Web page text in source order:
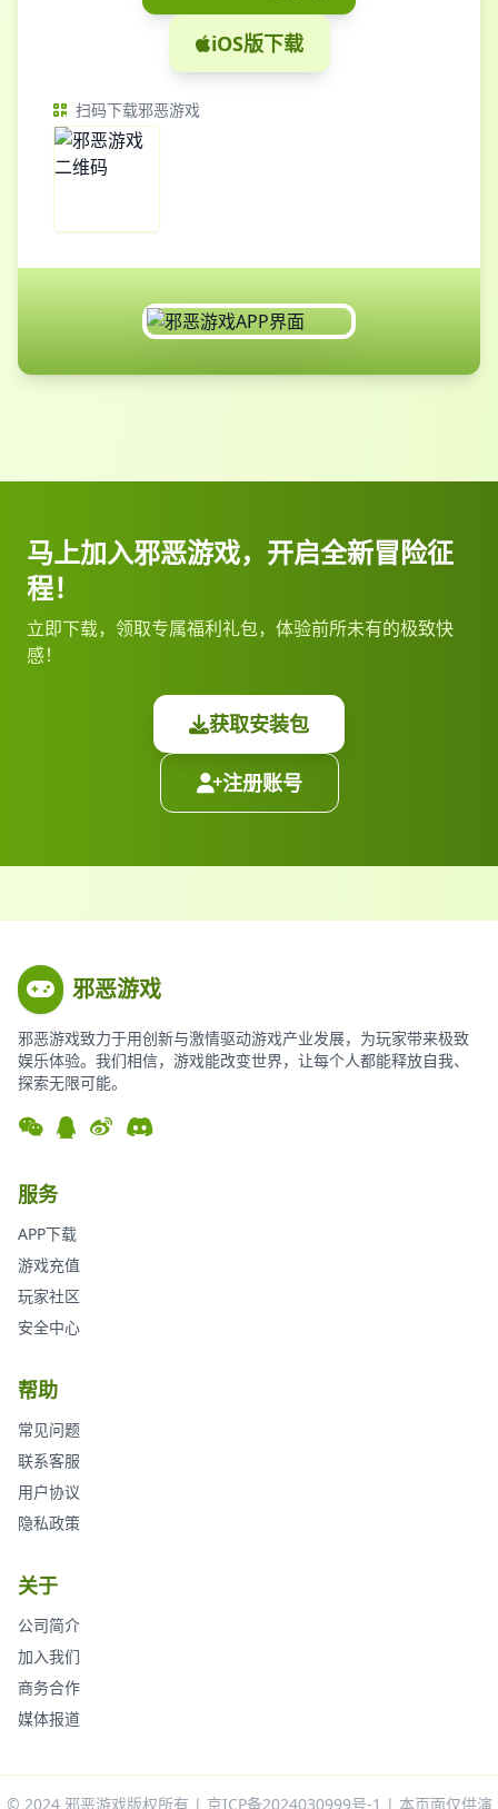
iOS版下载
扫码下载邪恶游戏
马上加入邪恶游戏，开启全新冒险征
程！
立即下载，领取专属福利礼包，体验前所未有的极致快
感！
获取安装包
注册账号
邪恶游戏
邪恶游戏致力于用创新与激情驱动游戏产业发展，为玩家带来极致
娱乐体验。我们相信，游戏能改变世界，让每个人都能释放自我、
探索无限可能。
服务
APP下载
游戏充值
玩家社区
安全中心
帮助
常见问题
联系客服
用户协议
隐私政策
关于
公司简介
加入我们
商务合作
媒体报道
© 2024 邪恶游戏版权所有 | 京ICP备2024030999号-1 | 本页面仅供演